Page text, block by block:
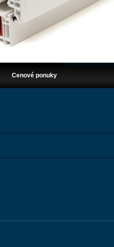
Cenové ponuky